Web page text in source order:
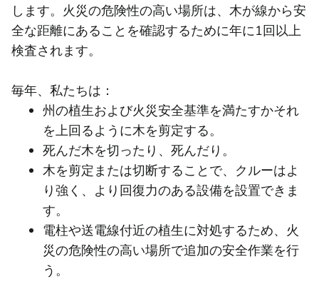
します。火災の危険性の高い場所は、木が線から安
全な距離にあることを確認するために年に1回以上
検査されます。
毎年、私たちは：
州の植生および火災安全基準を満たすかそれ
を上回るように木を剪定する。
死んだ木を切ったり、死んだり。
木を剪定または切断することで、クルーはよ
り強く、より回復力のある設備を設置できま
す。
電柱や送電線付近の植生に対処するため、火
災の危険性の高い場所で追加の安全作業を行
う。